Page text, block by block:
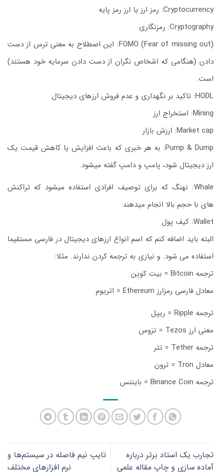
Cryptocurrency: رمز ارز یا ارز رمز پایه
Cryptography: رمزنگاری
FOMO (Fear of missing out): این اصطلاح به معنی ترس از دست
دادن (هنگامی که اشخاص نگران از دست دادن سرمایه خود هستند)
است.
HODL: تاکید بر نگهداری و عدم فروش ارزهای دیجیتال
Mining: استخراج ارز
Market cap: ارزش بازار
Pump & Dump: به هر خبری که باعث افزایش یا کاهش قیمت یک
ارز دیجیتال شود، پامپ و دامپ گفته میشود.
Whale: نهنگ که برای توصیف افرادی استفاده میشود که تراکنش
های با حجم بالا انجام میدهند
Wallet: کیف پول
البته باید اضافه کنم که اسم انواع ارزهای دیجیتال در فارسی مستقیما
استفاده می شود. و نیازی به ترجمه کردن ندارند. مثلا:
ترجمه Bitcoin = بیت کوین
معادل فارسی رمزارز Ethereum = اتریوم
ترجمه Ripple = ریپل
معنی ارز Tezos = تزوس
ترجمه Tether = تتر
معادل Tron = ترون
ترجمه Binance Coin = بایننس
تجارب یک استاد برتر درباره
آماده سازی و چاپ مقاله علمی
تایپ نیم فاصله در سیستم‌ها و
نرم افزارهای مختلف